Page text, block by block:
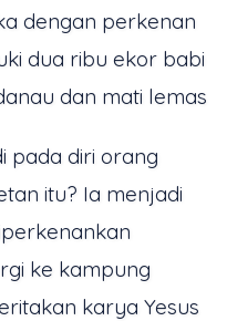
dengan perkenan
dua ribu ekor babi
dan mati lemas
pada diri orang
itu? Ia menjadi
ke kampung
karya Yesus